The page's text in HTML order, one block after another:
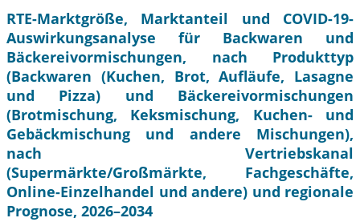
RTE-Marktgröße, Marktanteil und COVID-19-
Auswirkungsanalyse für Backwaren und
Bäckereivormischungen, nach Produkttyp
(Backwaren (Kuchen, Brot, Aufläufe, Lasagne
und Pizza) und Bäckereivormischungen
(Brotmischung, Keksmischung, Kuchen- und
Gebäckmischung und andere Mischungen),
nach Vertriebskanal
(Supermärkte/Großmärkte, Fachgeschäfte,
Online-Einzelhandel und andere) und regionale
Prognose, 2026–2034